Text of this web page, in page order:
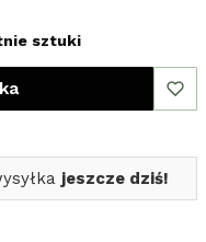
sztuki
jeszcze dziś!